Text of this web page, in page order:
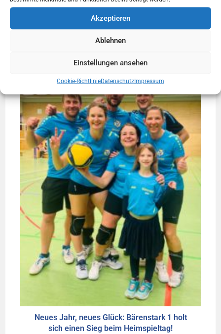
Akzeptieren
Ablehnen
Einstellungen ansehen
Cookie-RichtlinieDatenschutzImpressum
zeigt Kampfgeist!
4. Februar 2025
Neues Jahr, neues Glück: Bärenstark 1 holt
sich einen Sieg beim Heimspieltag!